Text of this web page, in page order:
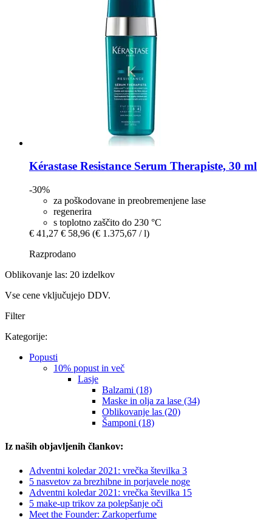
Kérastase Resistance Serum Therapiste, 30 ml
-30%
za poškodovane in preobremenjene lase
regenerira
s toplotno zaščito do 230 °C
€ 41,27 € 58,96 (€ 1.375,67 / l)
Razprodano
Oblikovanje las: 20 izdelkov
Vse cene vključujejo DDV.
Filter
Kategorije:
Popusti
10% popust in več
Lasje
Balzami (18)
Maske in olja za lase (34)
Oblikovanje las (20)
Šamponi (18)
Iz naših objavljenih člankov:
Adventni koledar 2021: vrečka številka 3
5 nasvetov za brezhibne in porjavele noge
Adventni koledar 2021: vrečka številka 15
5 make-up trikov za polepšanje oči
Meet the Founder: Zarkoperfume